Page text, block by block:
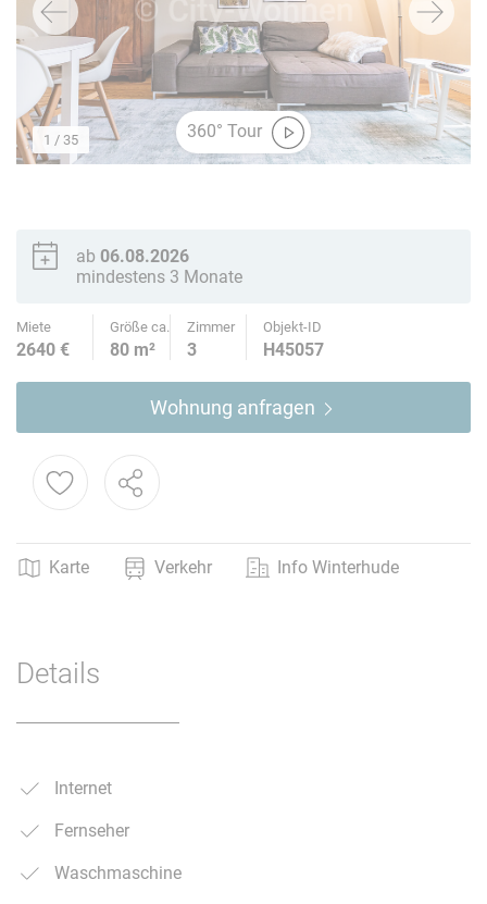
1 / 35 360° Tour
ab 06.08.2026
mindestens 3 Monate
Miete Größe ca. Zimmer Objekt-ID
2640 € 80 m² 3 H45057
Wohnung anfragen
Karte Verkehr Info Winterhude
Details
Internet
Fernseher
Waschmaschine